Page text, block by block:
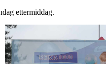
ettermiddag.